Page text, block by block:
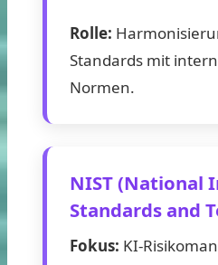
Rolle:
Standards mit
Normen.
NIST (National
Standards and
Fokus: KI-